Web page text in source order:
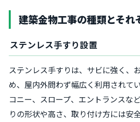
建築金物工事の種類とそれ
ステンレス手すり設置
ステンレス手すりは、サビに強く、
め、屋内外問わず幅広く利用されて
コニー、スロープ、エントランスな
りの形状や高さ、取り付け方には安